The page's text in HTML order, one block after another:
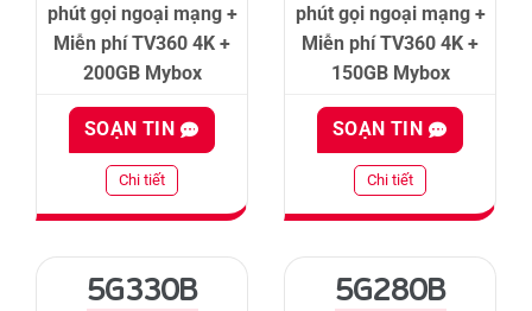
phút gọi ngoại mạng +
Miễn phí TV360 4K +
200GB Mybox
SOẠN TIN
Chi tiết
phút gọi ngoại mạng +
Miễn phí TV360 4K +
150GB Mybox
SOẠN TIN
Chi tiết
5G330B 5G280B